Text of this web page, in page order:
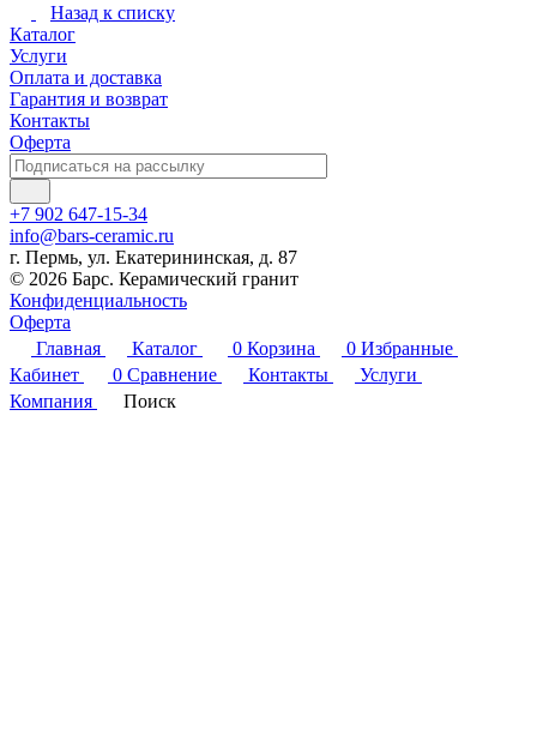
Назад к списку
Каталог
Услуги
Оплата и доставка
Гарантия и возврат
Контакты
Оферта
+7 902 647-15-34
info@bars-ceramic.ru
г. Пермь, ул. Екатерининская, д. 87
© 2026 Барс. Керамический гранит
Конфиденциальность
Оферта
Главная
Каталог 0 Корзина 0 Избранные
Кабинет
0 Сравнение Контакты
Услуги
Компания
Поиск